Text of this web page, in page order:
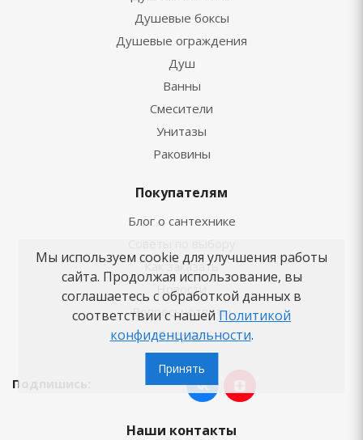
Душевые боксы
Душевые ограждения
Душ
Ванны
Смесители
Унитазы
Раковины
Покупателям
Блог о сантехнике
Как заказать
Новости
Вопросы-ответы
Бренды
Подпишись:
Наши контакты
Мы используем cookie для улучшения работы
сайта. Продолжая использование, вы
соглашаетесь с обработкой данных в
соответствии с нашей Политикой
конфиденциальности.
Принять